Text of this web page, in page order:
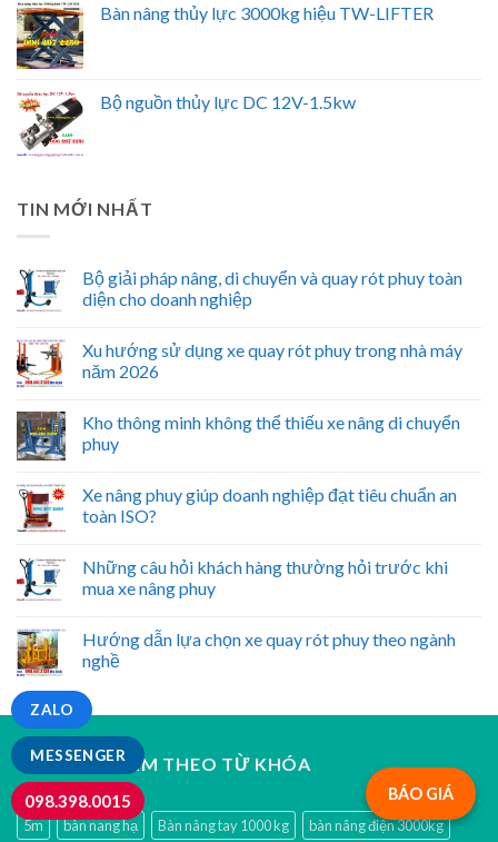
MESSENGER
ZALO
098.398.0015
Bàn nâng thủy lực 3000kg hiệu TW-LIFTER
Bộ nguồn thủy lực DC 12V-1.5kw
TIN MỚI NHẤT
Bộ giải pháp nâng, di chuyển và quay rót phuy toàn
diện cho doanh nghiệp
Xu hướng sử dụng xe quay rót phuy trong nhà máy
năm 2026
Kho thông minh không thể thiếu xe nâng di chuyển
phuy
Xe nâng phuy giúp doanh nghiệp đạt tiêu chuẩn an
toàn ISO?
Những câu hỏi khách hàng thường hỏi trước khi
mua xe nâng phuy
Hướng dẫn lựa chọn xe quay rót phuy theo ngành
nghề
TÌM SẢN PHẨM THEO TỪ KHÓA
5m bàn nang hạ Bàn nâng tay 1000 kg bàn nâng điện 3000kg
BÁO GIÁ